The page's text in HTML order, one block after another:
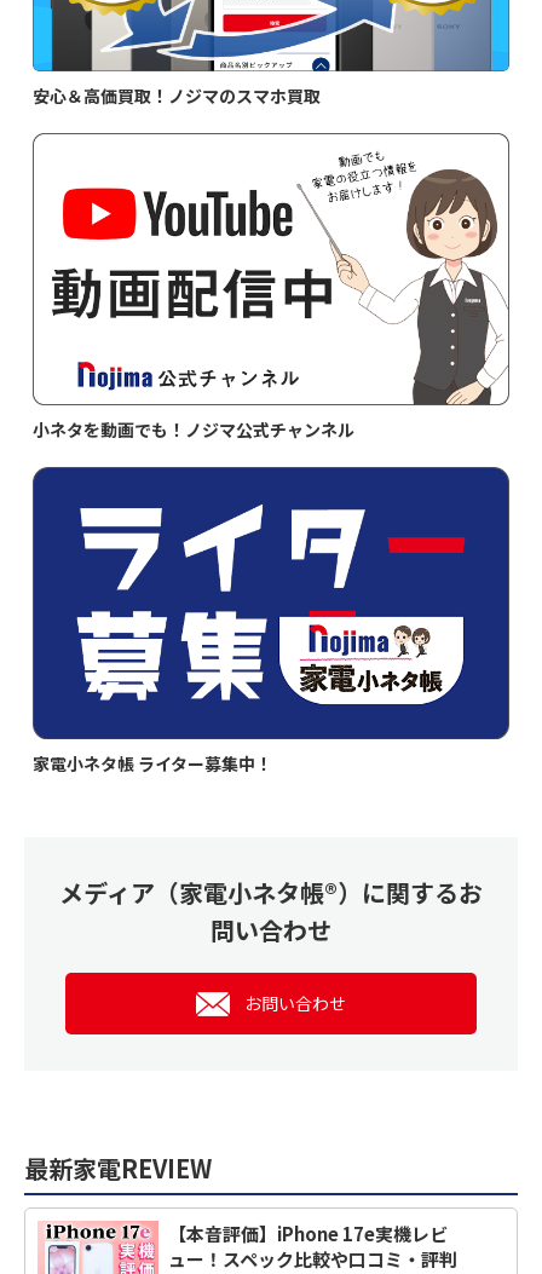
安心＆高価買取！ノジマのスマホ買取
小ネタを動画でも！ノジマ公式チャンネル
家電小ネタ帳 ライター募集中！
メディア（家電小ネタ帳®）に関するお
問い合わせ
お問い合わせ
最新家電REVIEW
【本音評価】iPhone 17e実機レビ
ュー！スペック比較や口コミ・評判